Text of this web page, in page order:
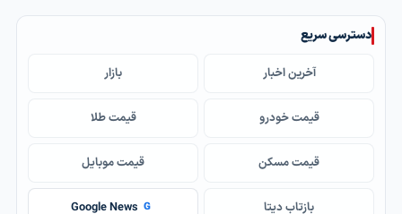
دسترسی سریع
آخرین اخبار بازار
قیمت خودرو قیمت طلا
قیمت مسکن قیمت موبایل
بازتاب دیتا G
Google News